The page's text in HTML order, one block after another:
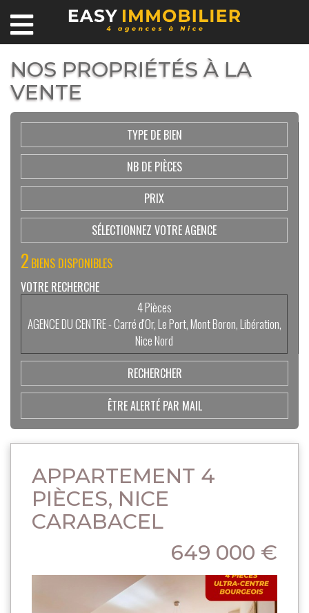
NOS PROPRIÉTÉS À LA
VENTE
TYPE DE BIEN
NB DE PIÈCES
PRIX
SÉLECTIONNEZ VOTRE AGENCE
2 BIENS DISPONIBLES
VOTRE RECHERCHE
4 Pièces
AGENCE DU CENTRE - Carré d'Or, Le Port, Mont Boron, Libération,
Nice Nord
ÊTRE ALERTÉ PAR MAIL
APPARTEMENT 4
PIÈCES, NICE
CARABACEL
649 000 €